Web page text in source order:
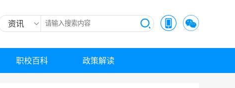
资讯
职校百科 政策解读